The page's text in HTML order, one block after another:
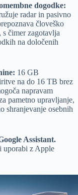
dogodke:
radar in pasivno
človeško
s čimer zagotavlja
na določenih
16 GB
na do 16 TB brez
napravam
pametno upravljanje,
shranjevanje osebnih
Assistant.
uporabi z Apple